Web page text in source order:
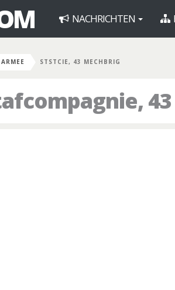
NACHRICHTEN
ARMEE STSTCIE, 43 MECHBRIG